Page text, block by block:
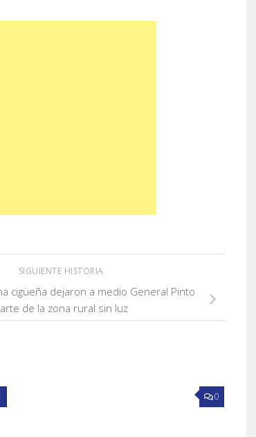
SIGUIENTE HISTORIA
cigüeña dejaron a medio General Pinto
de la zona rural sin luz
0